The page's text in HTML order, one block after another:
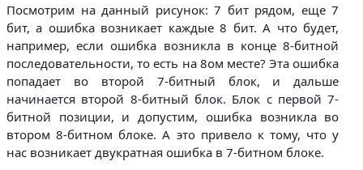
Посмотрим на данный рисунок: 7 бит рядом, еще 7
бит, а ошибка возникает каждые 8 бит. А что будет,
например, если ошибка возникла в конце 8-битной
последовательности, то есть на 8ом месте? Эта ошибка
попадает во второй 7-битный блок, и дальше
начинается второй 8-битный блок. Блок с первой 7-
битной позиции, и допустим, ошибка возникла во
втором 8-битном блоке. А это привело к тому, что у
нас возникает двукратная ошибка в 7-битном блоке.